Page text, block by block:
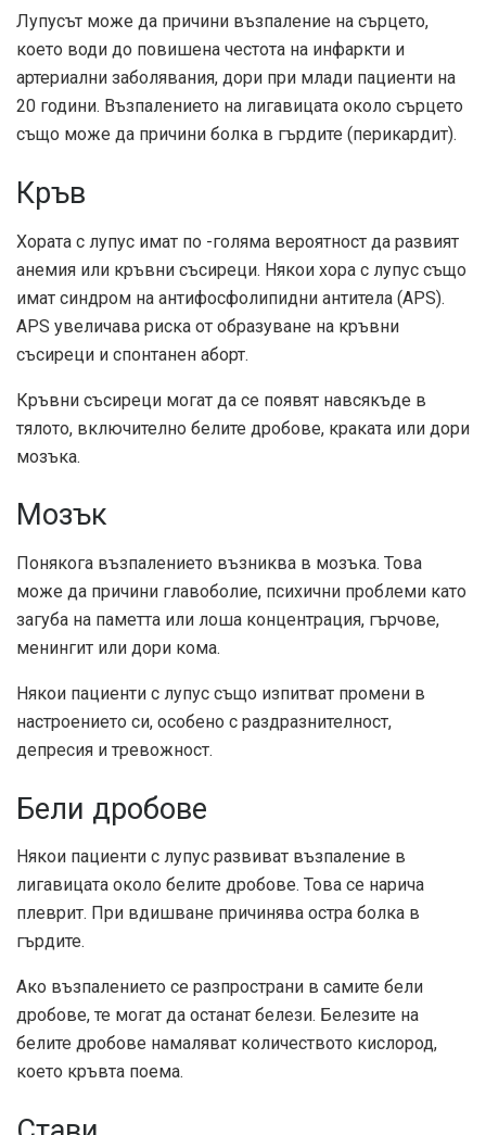
Лупусът може да причини възпаление на сърцето,
което води до повишена честота на инфаркти и
артериални заболявания, дори при млади пациенти на
20 години. Възпалението на лигавицата около сърцето
също може да причини болка в гърдите (перикардит).
Кръв
Хората с лупус имат по -голяма вероятност да развият
анемия или кръвни съсиреци. Някои хора с лупус също
имат синдром на антифосфолипидни антитела (APS).
APS увеличава риска от образуване на кръвни
съсиреци и спонтанен аборт.
Кръвни съсиреци могат да се появят навсякъде в
тялото, включително белите дробове, краката или дори
мозъка.
Мозък
Понякога възпалението възниква в мозъка. Това
може да причини главоболие, психични проблеми като
загуба на паметта или лоша концентрация, гърчове,
менингит или дори кома.
Някои пациенти с лупус също изпитват промени в
настроението си, особено с раздразнителност,
депресия и тревожност.
Бели дробове
Някои пациенти с лупус развиват възпаление в
лигавицата около белите дробове. Това се нарича
плеврит. При вдишване причинява остра болка в
гърдите.
Ако възпалението се разпространи в самите бели
дробове, те могат да останат белези. Белезите на
белите дробове намаляват количеството кислород,
което кръвта поема.